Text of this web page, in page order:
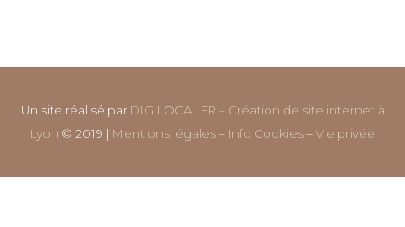
Un site réalisé par DIGILOCAL.FR – Création de site internet à
Lyon © 2019 | Mentions légales– Info Cookies–Vie privée